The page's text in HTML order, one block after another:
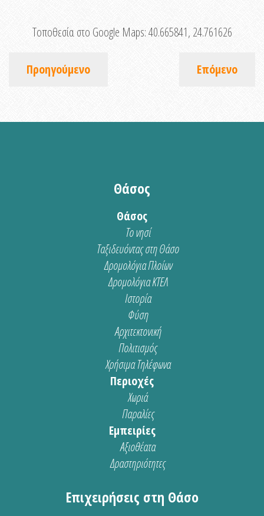
Τοποθεσία στο Google Maps:40.665841, 24.761626
Προηγούμενο Επόμενο
Θάσος
Θάσος
Το νησί
Ταξιδευόντας στη Θάσο
Δρομολόγια Πλοίων
Δρομολόγια ΚΤΕΛ
Ιστορία
Φύση
Αρχιτεκτονική
Πολιτισμός
Χρήσιμα Τηλέφωνα
Περιοχές
Χωριά
Παραλίες
Εμπειρίες
Αξιοθέατα
Δραστηριότητες
Επιχειρήσεις στη Θάσο